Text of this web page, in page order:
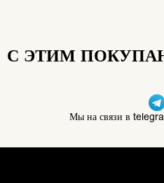
С ЭТИМ
Мы на связи в